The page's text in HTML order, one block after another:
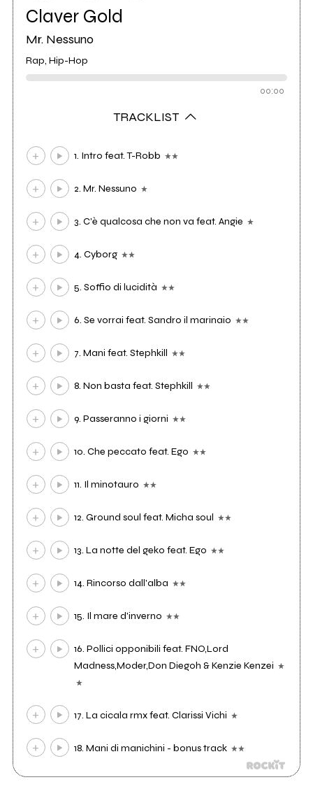
Claver Gold
Mr. Nessuno
Rap, Hip-Hop
00:00
TRACKLIST
1. Intro feat. T-Robb
2. Mr. Nessuno
3. C'è qualcosa che non va feat. Angie
4. Cyborg
5. Soffio di lucidità
6. Se vorrai feat. Sandro il marinaio
7. Mani feat. Stephkill
8. Non basta feat. Stephkill
9. Passeranno i giorni
10. Che peccato feat. Ego
11. Il minotauro
12. Ground soul feat. Micha soul
13. La notte del geko feat. Ego
14. Rincorso dall'alba
15. Il mare d'inverno
16. Pollici opponibili feat. FNO,Lord
Madness,Moder,Don Diegoh & Kenzie Kenzei
17. La cicala rmx feat. Clarissi Vichi
18. Mani di manichini - bonus track